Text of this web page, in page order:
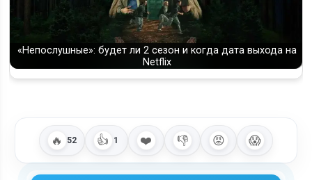
«Непослушные»: будет ли 2 сезон и когда дата выхода на
Netflix
🔥 52 👍 1 ❤️ 👎 😡 😱